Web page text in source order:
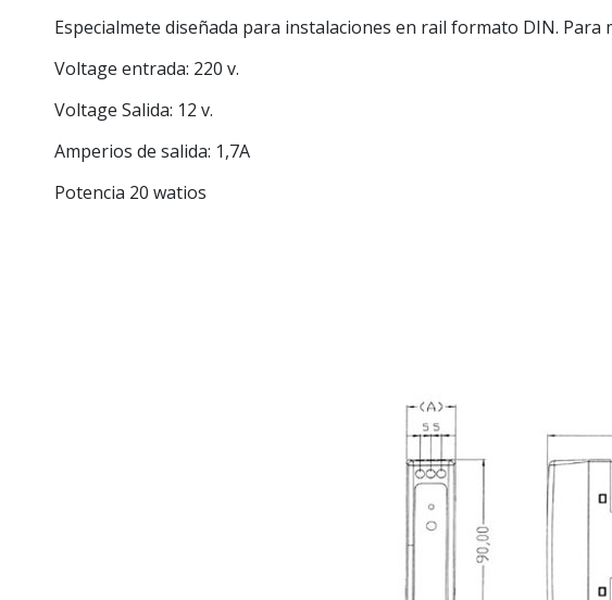
Especialmete diseñada para instalaciones en rail formato DIN.
Voltage entrada: 220 v.
Voltage Salida: 12 v.
Amperios de salida: 1,7A
Potencia 20 watios